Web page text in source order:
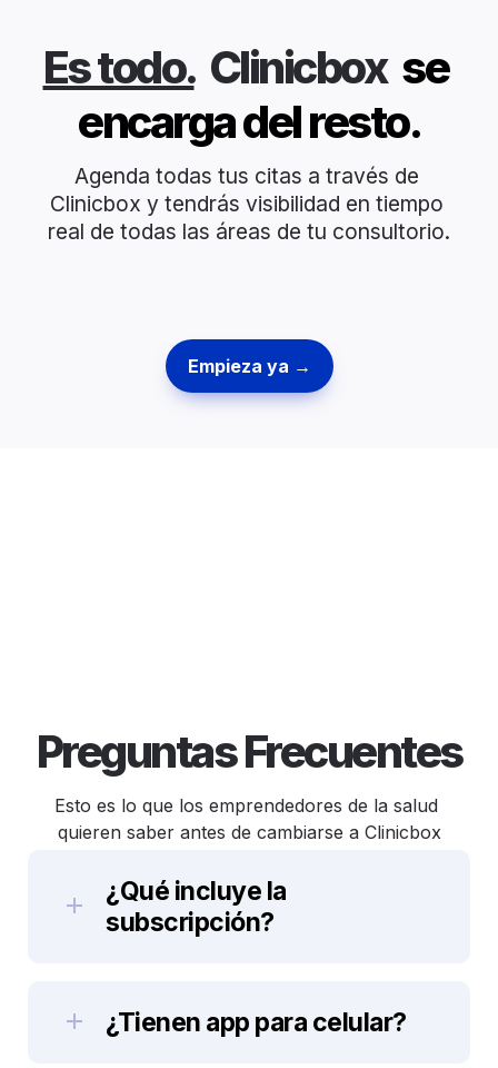
Es todo. Clinicbox se
encarga del resto.
Agenda todas tus citas a través de
Clinicbox y tendrás visibilidad en tiempo
real de todas las áreas de tu consultorio.
Empieza ya →
Preguntas Frecuentes
Esto es lo que los emprendedores de la salud
quieren saber antes de cambiarse a Clinicbox
¿Qué incluye la
subscripción?
¿Tienen app para celular?